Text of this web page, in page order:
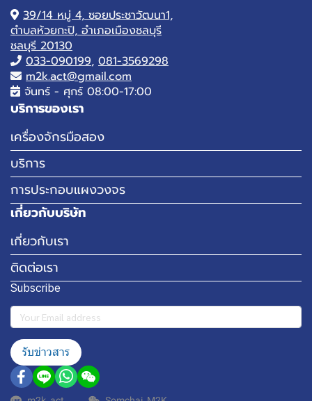
39/14 หมู่ 4, ซอยประชาวัฒนา1,
ตำบลห้วยกะปิ, อำเภอเมืองชลบุรี
ชลบุรี 20130
033-090199, 081-3569298
m2k.act@gmail.com
จันทร์ - ศุกร์ 08:00-17:00
บริการของเรา
เครื่องจักรมือสอง
บริการ
การประกอบแผงวงจร
เกี่ยวกับบริษัท
เกี่ยวกับเรา
ติดต่อเรา
Subscribe
รับข่าวสาร